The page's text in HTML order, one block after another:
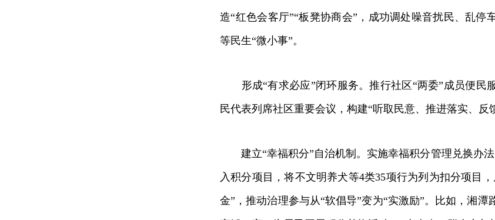
造“红色会客厅”“板凳协商会”，成功调处噪音扰民、乱停
等民生“微小事”。
形成“有求必应”闭环服务。推行社区“两委”成员便民
民代表列席社区重要会议，构建“听取民意、推进落实、反
建立“幸福积分”自治机制。实施幸福积分管理兑换办法
入积分项目，将不文明养犬等4类35项行为列为扣分项目
金”，推动治理参与从“软倡导”变为“实激励”。比如，湘